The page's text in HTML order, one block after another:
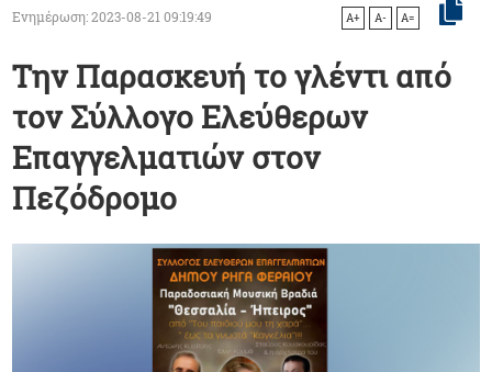
Ενημέρωση: 2023-08-21 09:19:49 A+ A- A=
Tην Παρασκευή το γλέντι από
τον Σύλλογο Ελεύθερων
Επαγγελματιών στον
Πεζόδρομο